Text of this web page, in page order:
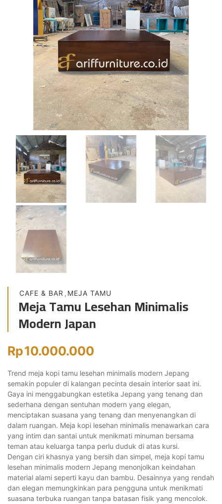
CAFE & BAR , MEJA TAMU
Meja Tamu Lesehan Minimalis
Modern Japan
Rp10.000.000
Trend meja kopi tamu lesehan minimalis modern Jepang
semakin populer di kalangan pecinta desain interior saat ini.
Gaya ini menggabungkan estetika Jepang yang tenang dan
sederhana dengan sentuhan modern yang elegan,
menciptakan suasana yang tenang dan menyenangkan di
dalam ruangan. Meja kopi lesehan minimalis menawarkan cara
yang intim dan santai untuk menikmati minuman bersama
teman atau keluarga tanpa perlu duduk di atas kursi.
Dengan ciri khasnya yang bersih dan simpel, meja kopi tamu
lesehan minimalis modern Jepang menonjolkan keindahan
material alami seperti kayu dan bambu. Desainnya yang rendah
dan elegan memungkinkan para pengguna untuk menikmati
suasana terbuka ruangan tanpa batasan fisik yang mencolok.